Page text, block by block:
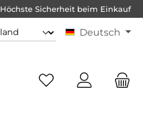
Höchste Sicherheit beim Einkauf
Deutsch